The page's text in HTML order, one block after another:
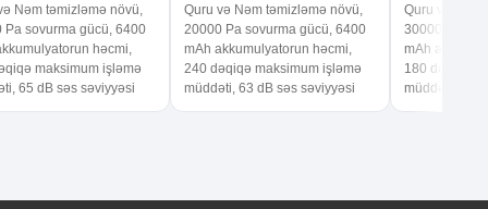
Nəm təmizləmə növü,
Pa sovurma gücü, 6400
həcmi,
maksimum işləmə
65 dB səs səviyyəsi
Quru və Nəm təmizləmə növü,
20000 Pa sovurma gücü, 6400
mAh akkumulyatorun həcmi,
240 dəqiqə maksimum işləmə
müddəti, 63 dB səs səviyyəsi
Quru və Nəm
30000 Pa
mAh
180 dəqiqə
müddəti, 75